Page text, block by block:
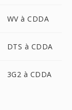
WV à CDDA
DTS à CDDA
3G2 à CDDA